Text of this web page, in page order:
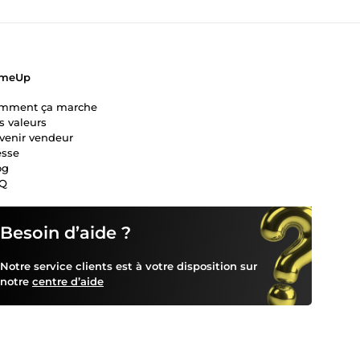
Besoin d’aide ?
Notre service clients est à votre disposition sur
notre centre d’aide
ça marche
valeurs
vendeur